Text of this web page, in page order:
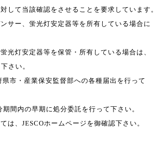
して当該確認をさせることを要求 しています。
サー、蛍光灯安定器等を所有し ている場合に
光灯安定器等を保管・所有して いる場合は、
さい。
市・産業保安監督部への各種届出を行って
期間内の早期に処分委託を行って下さい。
は、 JESCOホームページを御確認下さい。